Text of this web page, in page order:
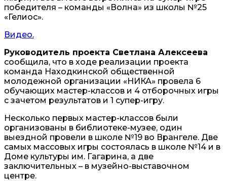
победителя – команды «Волна» из школы №25
«Гелиос».
Видео.
Руководитель проекта Светлана Алексеева
сообщила, что в ходе реализации проекта
команда Находкинской общественной
молодежной организации «НИКА» провела 6
обучающих мастер-классов и 4 отборочных игры
с зачетом результатов и 1 супер-игру.
Несколько первых мастер-классов были
организованы в библиотеке-музее, один
выездной провели в школе №19 во Врангеле. Две
самых массовых игры состоялась в школе №14 и в
Доме культуры им. Гагарина, а две
заключительных – в музейно-выставочном
центре.